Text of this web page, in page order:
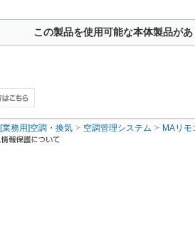
この製品を使用可能な本体製品が
[業務用]空調・換気 空調管理システム MAリモ